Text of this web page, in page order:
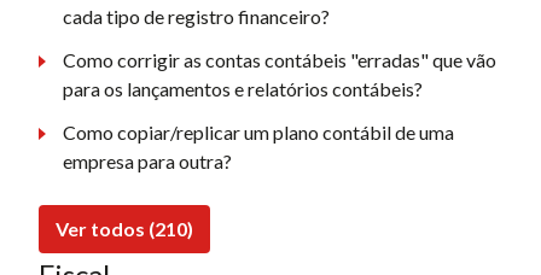
cada tipo de registro financeiro?
Como corrigir as contas contábeis "erradas" que vão
para os lançamentos e relatórios contábeis?
Como copiar/replicar um plano contábil de uma
empresa para outra?
Ver todos (210)